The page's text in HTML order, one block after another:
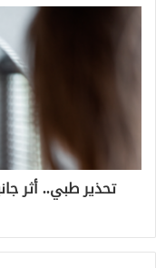
تحذير طبي.. أثر